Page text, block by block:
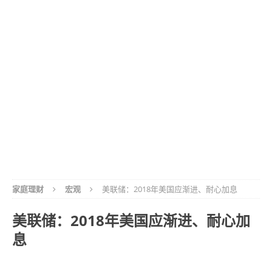
家庭理财 宏观 美联储：2018年美国应渐进、耐心加息
美联储：2018年美国应渐进、耐心加
息